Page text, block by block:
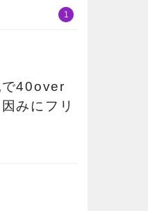
1
で40over
みにフリ